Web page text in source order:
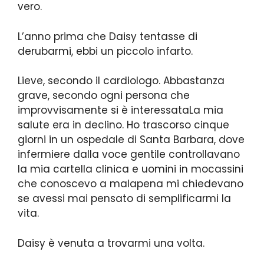
vero.
L’anno prima che Daisy tentasse di
derubarmi, ebbi un piccolo infarto.
Lieve, secondo il cardiologo. Abbastanza
grave, secondo ogni persona che
improvvisamente si è interessataLa mia
salute era in declino. Ho trascorso cinque
giorni in un ospedale di Santa Barbara, dove
infermiere dalla voce gentile controllavano
la mia cartella clinica e uomini in mocassini
che conoscevo a malapena mi chiedevano
se avessi mai pensato di semplificarmi la
vita.
Daisy è venuta a trovarmi una volta.